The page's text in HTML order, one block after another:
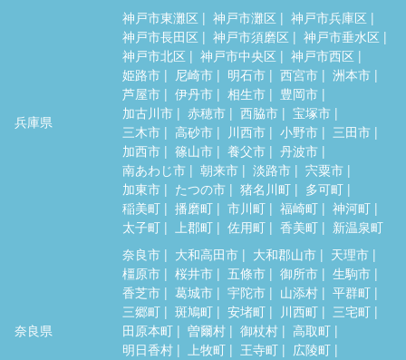
兵庫県
神戸市東灘区 神戸市灘区
神戸市兵庫区
神戸市長田区
神戸市須磨区
神戸市垂水区
神戸市北区
神戸市中央区
神戸市西区
姫路市
尼崎市 明石市 西宮市
洲本市
芦屋市
伊丹市 相生市
豊岡市
加古川市
赤穂市 西脇市
宝塚市
三木市
高砂市 川西市 小野市
三田市
加西市
篠山市 養父市
丹波市
南あわじ市
朝来市 淡路市
宍粟市
加東市
たつの市 猪名川町
多可町
稲美町
播磨町 市川町 福崎町
神河町
太子町
上郡町 佐用町 香美町 新温泉町
奈良県
奈良市 大和高田市 大和郡山市
天理市
橿原市
桜井市 五條市 御所市
生駒市
香芝市
葛城市 宇陀市 山添村
平群町
三郷町
斑鳩町 安堵町 川西町
三宅町
田原本町
曽爾村 御杖村
高取町
明日香村
上牧町 王寺町
広陵町